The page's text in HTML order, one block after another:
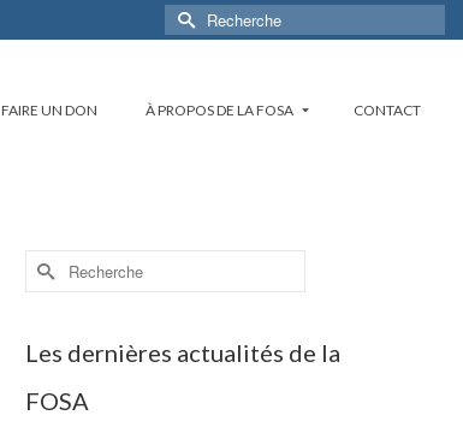
Rechercher :
FAIRE UN DON À PROPOS DE LA FOSA CONTACT
Rechercher :
Les dernières actualités de la
FOSA